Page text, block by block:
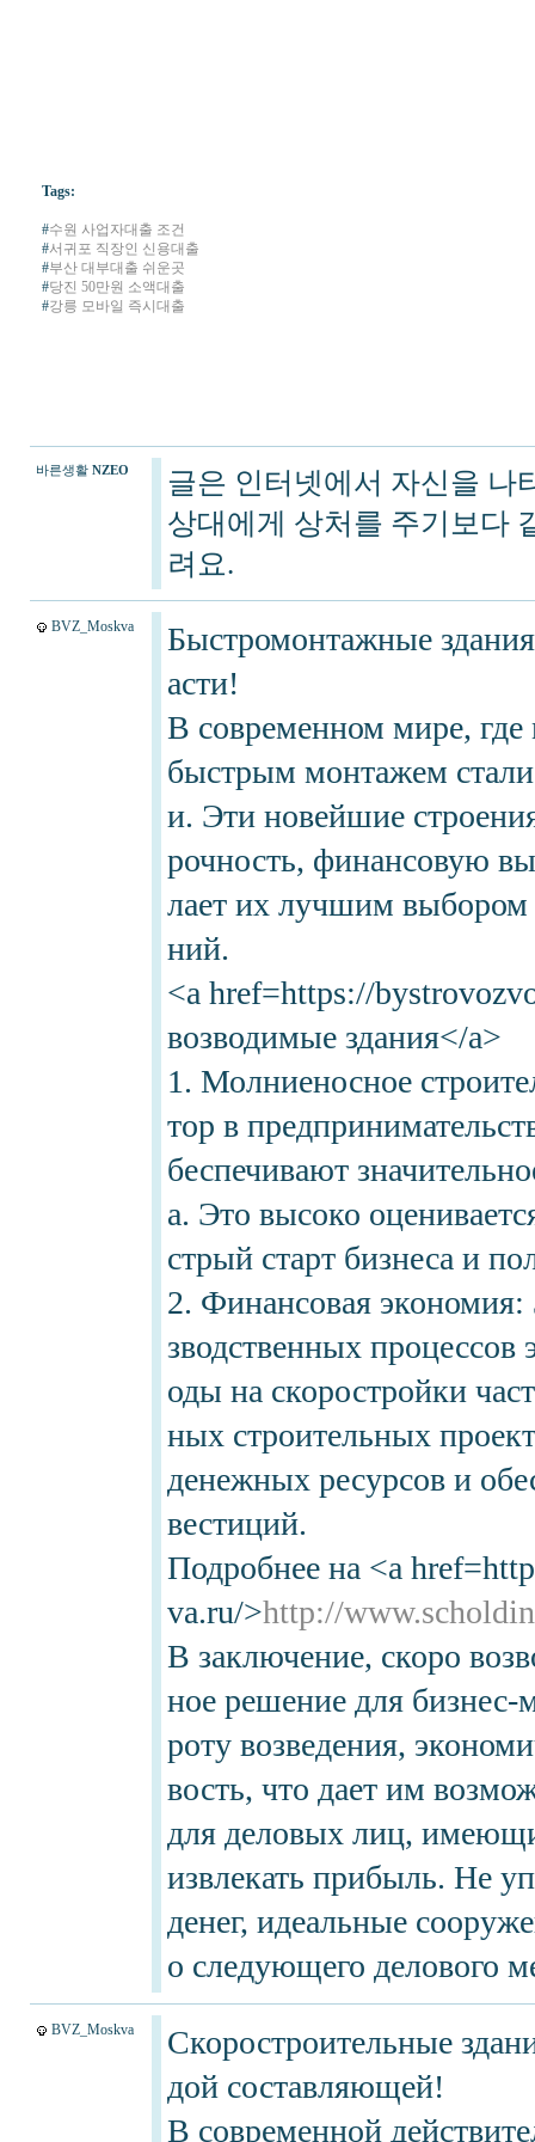
Tags:
#수원 사업자대출 조건
#서귀포 직장인 신용대출
#부산 대부대출 쉬운곳
#당진 50만원 소액대출
#강릉 모바일 즉시대출
바른생활 NZEO
글은 인터넷에서 자신을 나
상대에게 상처를 주기보다
려요.
BVZ_Moskva
Быстромонтажные
асти!
В современном мире,
быстрым монтажем
и. Эти новейшие
рочность, финансовую
лает их лучшим выбором
ний.
<a href=https://
возводимые здания</a>
1. Молниеносное
тор в
беспечивают
а. Это высоко
стрый старт бизнеса и
2. Финансовая экономия:
зводственных процессов
оды на скоростройки
ных строительных
денежных ресурсов и
вестиций.
Подробнее на <a
va.ru/>http://
В заключение, скоро
ное решение для
роту возведения,
вость, что дает им
для деловых лиц,
извлекать прибыль. Не
денег, идеальные
о следующего делового
BVZ_Moskva
Скоростроительные
дой составляющей!
В современной